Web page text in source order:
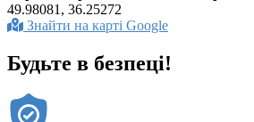
49.98081, 36.25272
Знайти на карті Google
Будьте в безпеці!